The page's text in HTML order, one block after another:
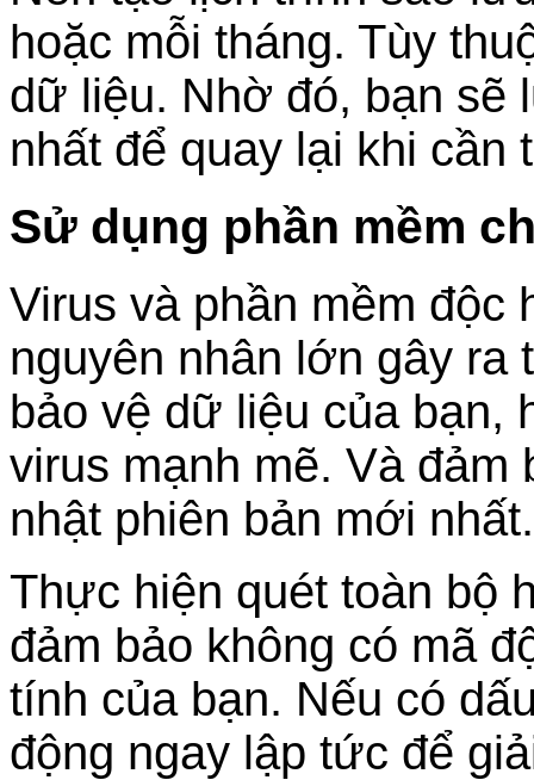
hoặc mỗi tháng. Tùy
dữ liệu. Nhờ đó, bạn sẽ
nhất để quay lại khi cần
Sử dụng phần mềm
Virus và phần mềm độc
nguyên nhân lớn gây
bảo vệ dữ liệu của bạn,
virus mạnh mẽ. Và
nhật phiên bản mới nhất.
Thực hiện quét toàn bộ
đảm bảo không có mã
tính của bạn. Nếu có
động ngay lập tức để